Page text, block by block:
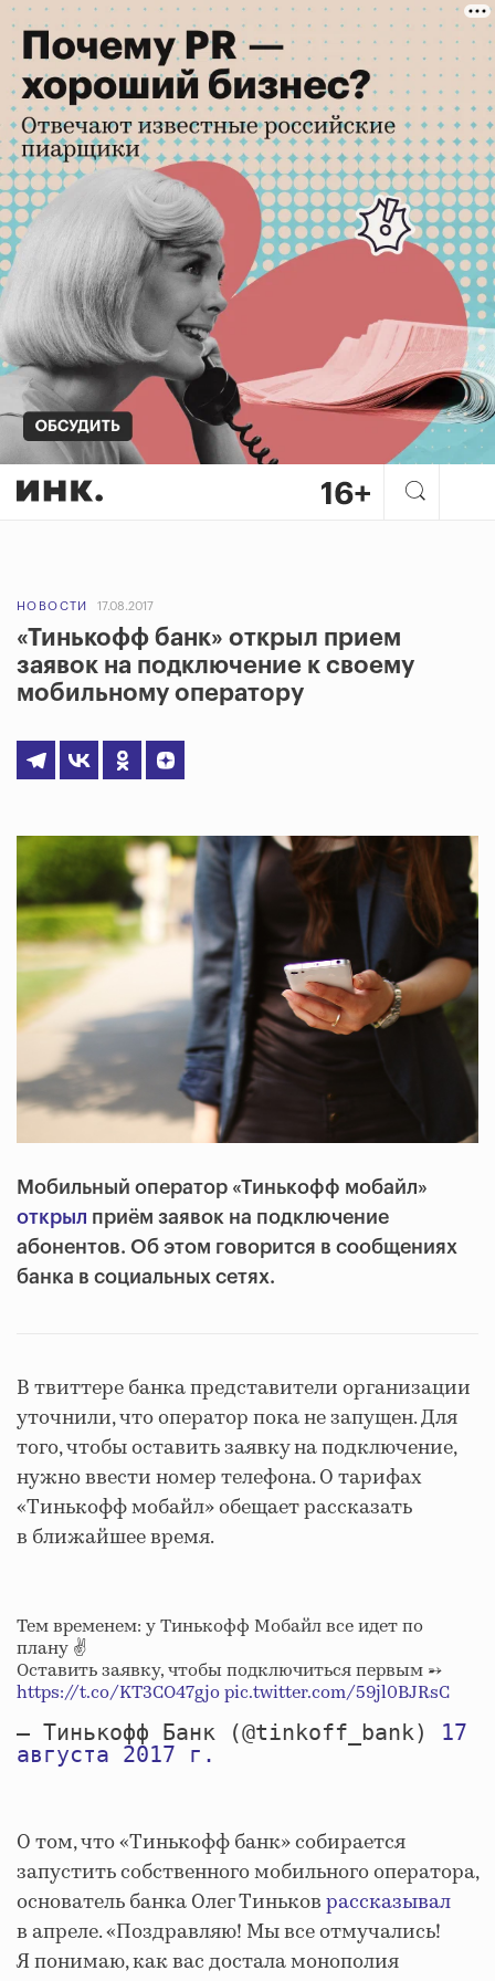
НОВОСТИ 17.08.2017
«Тинькофф банк» открыл прием
заявок на подключение к своему
мобильному оператору
Мобильный оператор «Тинькофф мобайл»
открыл приём заявок на подключение
абонентов. Об этом говорится в сообщениях
банка в социальных сетях.
В твиттере банка представители организации
уточнили, что оператор пока не запущен. Для
того, чтобы оставить заявку на подключение,
нужно ввести номер телефона. О тарифах
«Тинькофф мобайл» обещает рассказать
в ближайшее время.
Тем временем: у Тинькофф Мобайл все идет по
плану ✌️
Оставить заявку, чтобы подключиться первым →
https://t.co/KT3CO47gjopic.twitter.com/59jl0BJRsC
— Тинькофф Банк (@tinkoff_bank) 17
августа 2017 г.
О том, что «Тинькофф банк» собирается
запустить собственного мобильного оператора,
основатель банка Олег Тиньковрассказывал
в апреле. «Поздравляю! Мы все отмучались!
Я понимаю, как вас достала монополия